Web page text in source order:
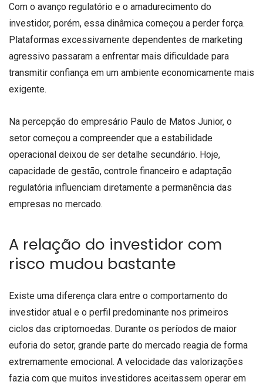
Com o avanço regulatório e o amadurecimento do
investidor, porém, essa dinâmica começou a perder força.
Plataformas excessivamente dependentes de marketing
agressivo passaram a enfrentar mais dificuldade para
transmitir confiança em um ambiente economicamente mais
exigente.
Na percepção do empresário Paulo de Matos Junior, o
setor começou a compreender que a estabilidade
operacional deixou de ser detalhe secundário. Hoje,
capacidade de gestão, controle financeiro e adaptação
regulatória influenciam diretamente a permanência das
empresas no mercado.
A relação do investidor com
risco mudou bastante
Existe uma diferença clara entre o comportamento do
investidor atual e o perfil predominante nos primeiros
ciclos das criptomoedas. Durante os períodos de maior
euforia do setor, grande parte do mercado reagia de forma
extremamente emocional. A velocidade das valorizações
fazia com que muitos investidores aceitassem operar em